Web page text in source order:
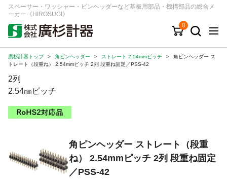
スペーサー・ワッシャー・ピンヘッダーなど基板用部品・機構部品の総合メ
ーカー《HIROSUGI》
0
キーワード 品番/シリーズ
商品カテゴリから探す
ジャンルから探す
シリーズから探す
ログイン
注文・見積りについて
廣杉計器トップ > 角ピンヘッダー > ストレート 2.54mmピッチ >
角ピンヘッダー ス
トレート（段重ね） 2.54mmピッチ 2列 段重ね固定／PSS-42
2列
2.54㎜ピッチ
角ピンヘッダー ストレート（段重
ね） 2.54mmピッチ 2列 段重ね固定
／PSS-42